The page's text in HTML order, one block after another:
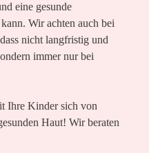
eine gesunde
Wir achten auch bei
nicht langfristig und
immer nur bei
Ihre Kinder sich von
Haut! Wir beraten